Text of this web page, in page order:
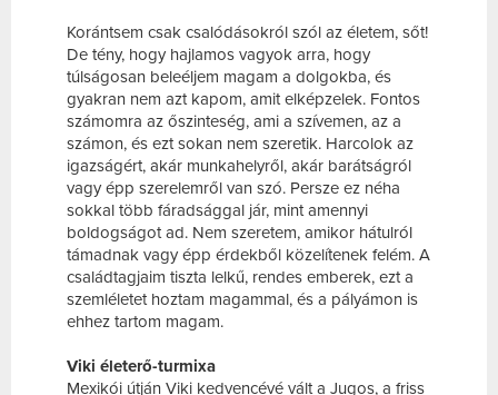
Korántsem csak csalódásokról szól az életem, sőt!
De tény, hogy hajlamos vagyok arra, hogy
túlságosan beleéljem magam a dolgokba, és
gyakran nem azt kapom, amit elképzelek. Fontos
számomra az őszinteség, ami a szívemen, az a
számon, és ezt sokan nem szeretik. Harcolok az
igazságért, akár munkahelyről, akár barátságról
vagy épp szerelemről van szó. Persze ez néha
sokkal több fáradsággal jár, mint amennyi
boldogságot ad. Nem szeretem, amikor hátulról
támadnak vagy épp érdekből közelítenek felém. A
családtagjaim tiszta lelkű, rendes emberek, ezt a
szemléletet hoztam magammal, és a pályámon is
ehhez tartom magam.
Viki életerő-turmixa
Mexikói útján Viki kedvencévé vált a Jugos, a friss